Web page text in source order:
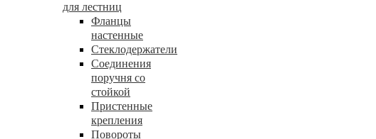
для лестниц
Фланцы
настенные
Стеклодержатели
Соединения
поручня со
стойкой
Пристенные
крепления
Повороты